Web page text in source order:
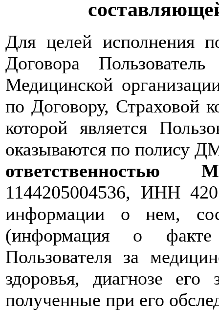
Для целей исполнения
Договора
Медицинской
по Договору, Страховой
которой является
оказываются по полису
1144205004536, ИНН
информации о нем,
(информация о
Пользователя за
здоровья, диагнозе его
полученные при его